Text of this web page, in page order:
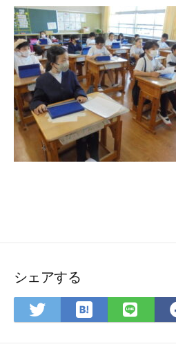
シェアする
Twitter
で
は
て
LINE
で